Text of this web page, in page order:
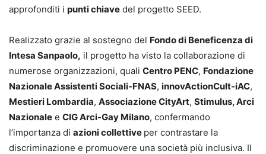
approfonditi i punti chiave del progetto SEED.
Realizzato grazie al sostegno del Fondo di Beneficenza di
Intesa Sanpaolo, il progetto ha visto la collaborazione di
numerose organizzazioni, quali Centro PENC, Fondazione
Nazionale Assistenti Sociali-FNAS, innovActionCult-iAC,
Mestieri Lombardia, Associazione CityArt, Stimulus, Arci
Nazionale e CIG Arci-Gay Milano, confermando
l’importanza di azioni collettive per contrastare la
discriminazione e promuovere una società più inclusiva. Il